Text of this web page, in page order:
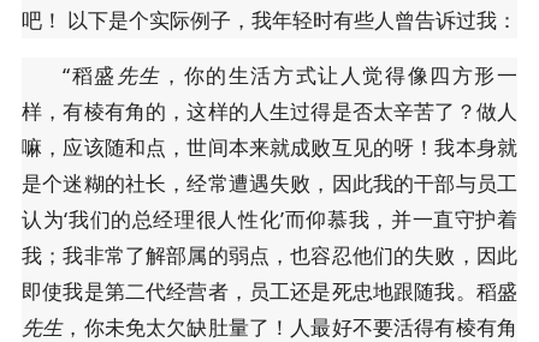
吧！ 以下是个实际例子，我年轻时有些人曾告诉过我：
“稻盛 先生 ，你的生活方式让人觉得像四方形一
样，有棱有角的，这样的人生过得是否太辛苦了？做人
嘛，应该随和点，世间本来就成败互见的呀！我本身就
是个迷糊的社长，经常遭遇失败，因此我的干部与员工
认为‘我们的总经理很人性化’而仰慕我，并一直守护着
我；我非常了解部属的弱点，也容忍他们的失败，因此
即使我是第二代经营者，员工还是死忠地跟随我。稻盛
先生，你未免太欠缺肚量了！人最好不要活得有棱有角